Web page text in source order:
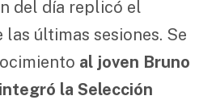
del día replicó el
últimas sesiones. Se
al joven Bruno
la Selección